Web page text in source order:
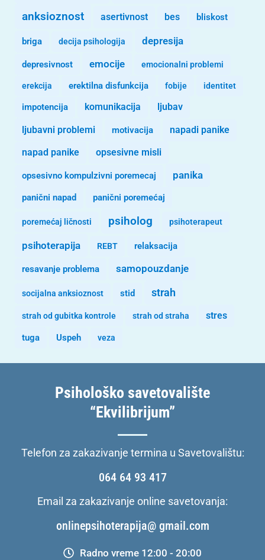
anksioznost asertivnost bes bliskost
briga decija psihologija depresija
depresivnost emocije emocionalni problemi
erekcija erektilna disfunkcija fobije identitet
impotencija komunikacija ljubav
ljubavni problemi motivacija napadi panike
napad panike opsesivne misli
opsesivno kompulzivni poremecaj panika
panični napad panični poremećaj
poremećaj ličnosti psiholog psihoterapeut
psihoterapija REBT relaksacija
resavanje problema samopouzdanje
socijalna anksioznost stid strah
strah od gubitka kontrole strah od straha stres
tuga Uspeh veza
Psihološko savetovalište
“Ekvilibrijum”
Telefon za zakazivanje termina u Savetovalištu:
064 64 93 417
Email za zakazivanje online savetovanja:
onlinepsihoterapija@ gmail.com
Radno vreme 12:00 - 20:00